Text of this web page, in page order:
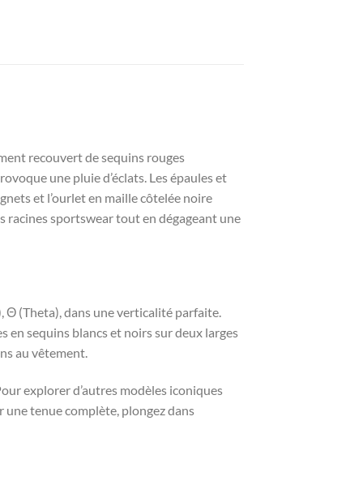
recouvert de sequins rouges
une pluie d’éclats. Les épaules et
et l’ourlet en maille côtelée noire
racines sportswear tout en dégageant une
Θ (Theta), dans une verticalité parfaite.
en sequins blancs et noirs sur deux larges
au vêtement.
explorer d’autres modèles iconiques
une tenue complète, plongez dans